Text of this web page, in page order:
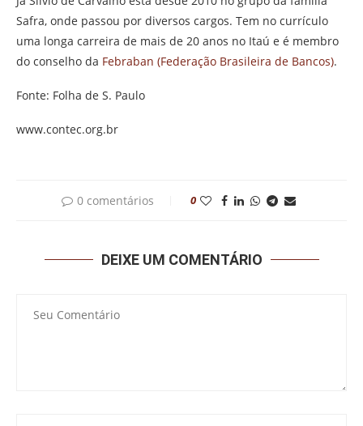
Safra, onde passou por diversos cargos. Tem no currículo
uma longa carreira de mais de 20 anos no Itaú e é membro
do conselho da Febraban (Federação Brasileira de Bancos).
Fonte: Folha de S. Paulo
www.contec.org.br
0 comentários 0
DEIXE UM COMENTÁRIO